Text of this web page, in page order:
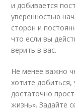
и добивается
уверенностью
сторон и
что если вы
верить в вас.
Не менее важно
хотите добиться,
достаточно
жизнь». Задайте